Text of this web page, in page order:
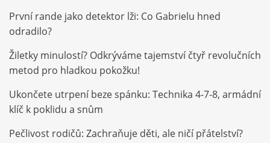
První rande jako detektor lži: Co Gabrielu hned
odradilo?
Žiletky minulostí? Odkrýváme tajemství čtyř revolučních
metod pro hladkou pokožku!
Ukončete utrpení beze spánku: Technika 4-7-8, armádní
klíč k poklidu a snům
Pečlivost rodičů: Zachraňuje děti, ale ničí přátelství?